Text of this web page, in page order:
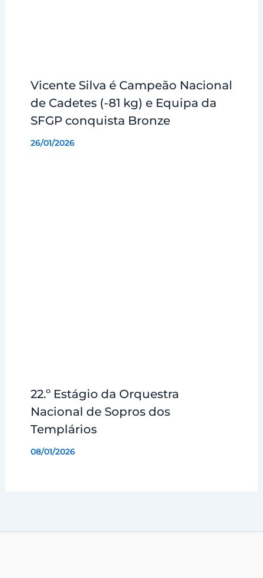
Vicente Silva é Campeão Nacional
de Cadetes (-81 kg) e Equipa da
SFGP conquista Bronze
26/01/2026
22.º Estágio da Orquestra
Nacional de Sopros dos
Templários
08/01/2026